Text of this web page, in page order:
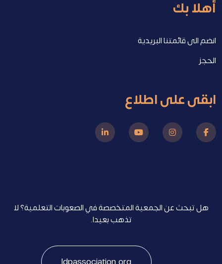
أهلا بك
انضم الى قائمتنا البريدية
الحجز
ابقى على اطلاع
هل تبحث عن الجمعية المتخصصة في الصعوبات التعلمية؟ لا
تذهب بعيدا.